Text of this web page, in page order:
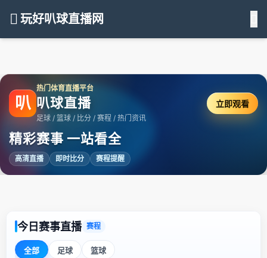
玩好叭球直播网
叭
热门体育直播平台
叭球直播
足球 / 篮球 / 比分 / 赛程 / 热门资讯
精彩赛事 一站看全
高清直播 即时比分 赛程提醒
立即观看